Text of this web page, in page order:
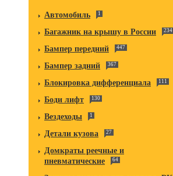
Автомобиль 1
Багажник на крышу в России 234
Бампер передний 447
Бампер задний 367
Блокировка дифференциала 111
Боди лифт 130
Вездеходы 1
Детали кузова 27
Домкраты реечные и
пневматические
64